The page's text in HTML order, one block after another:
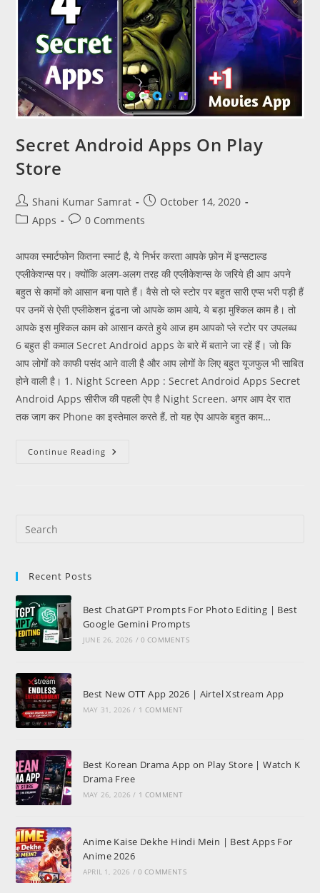
Secret Android Apps On Play
Store
Shani Kumar Samrat
October 14, 2020
Apps
0 Comments
आपका स्मार्टफोन कितना स्मार्ट है, ये निर्भर करता आपके फ़ोन में इन्सटाल्ड
एप्लीकेशन्स पर। क्योंकि अलग-अलग तरह की एप्लीकेशन्स के जरिये ही आप अपने
बहुत से कामों को आसान बना पाते हैं। वैसे तो प्ले स्टोर पर बहुत सारी एप्स भरी पड़ी हैं
पर उनमें से ऐसी एप्लीकेशन ढूंढना जो आपके काम आये, ये बड़ा मुश्किल काम है। तो
आपके इस मुश्किल काम को आसान करते हुये आज हम आपको प्ले स्टोर पर उपलब्ध
6 बहुत ही कमाल Secret Android apps के बारे में बताने जा रहें हैं। जो कि
आप लोगों को काफी पसंद आने वाली है और आप लोगों के लिए बहुत यूजफुल भी साबित
होने वाली है। 1. Night Screen App : Secret Android Apps Secret
Android Apps सीरीज की पहली ऐप है Night Screen. अगर आप देर रात
तक जाग कर Phone का इस्तेमाल करते हैं, तो यह ऐप आपके बहुत काम…
Continue Reading
Recent Posts
Best ChatGPT Prompts For Photo Editing | Best
Google Gemini Prompts
JUNE 26, 2026 / 0 COMMENTS
Best New OTT App 2026 | Airtel Xstream App
MAY 31, 2026 / 1 COMMENT
Best Korean Drama App on Play Store | Watch K
Drama Free
MAY 26, 2026 / 1 COMMENT
Anime Kaise Dekhe Hindi Mein | Best Apps For
Anime 2026
APRIL 1, 2026 / 0 COMMENTS